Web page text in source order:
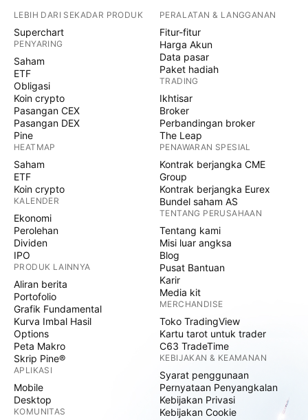
LEBIH DARI SEKADAR PRODUK
Superchart
PENYARING
Saham
ETF
Obligasi
Koin crypto
Pasangan CEX
Pasangan DEX
Pine
HEATMAP
Saham
ETF
Koin crypto
KALENDER
Ekonomi
Perolehan
Dividen
IPO
PRODUK LAINNYA
Aliran berita
Portofolio
Grafik Fundamental
Kurva Imbal Hasil
Options
Peta Makro
Skrip Pine®
APLIKASI
Mobile
Desktop
KOMUNITAS
PERALATAN & LANGGANAN
Fitur-fitur
Harga Akun
Data pasar
Paket hadiah
TRADING
Ikhtisar
Broker
Perbandingan broker
The Leap
PENAWARAN SPESIAL
Kontrak berjangka CME
Group
Kontrak berjangka Eurex
Bundel saham AS
TENTANG PERUSAHAAN
Tentang kami
Misi luar angksa
Blog
Pusat Bantuan
Karir
Media kit
MERCHANDISE
Toko TradingView
Kartu tarot untuk trader
C63 TradeTime
KEBIJAKAN & KEAMANAN
Syarat penggunaan
Pernyataan Penyangkalan
Kebijakan Privasi
Kebijakan Cookie